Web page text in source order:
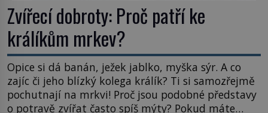
Zvířecí dobroty: Proč patří ke
králíkům mrkev?
Opice si dá banán, ježek jablko, myška sýr. A co
zajíc či jeho blízký kolega králík? Ti si samozřejmě
pochutnají na mrkvi! Proč jsou podobné představy
o potravě zvířat často spíš mýty? Pokud máte